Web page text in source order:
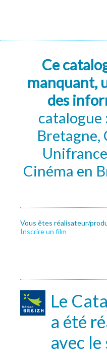
Ce
manquant,
des
catalogue
Bretagne,
Cinéma en
Vous êtes réalisateur/
Inscrire un film
Le
a été
avec